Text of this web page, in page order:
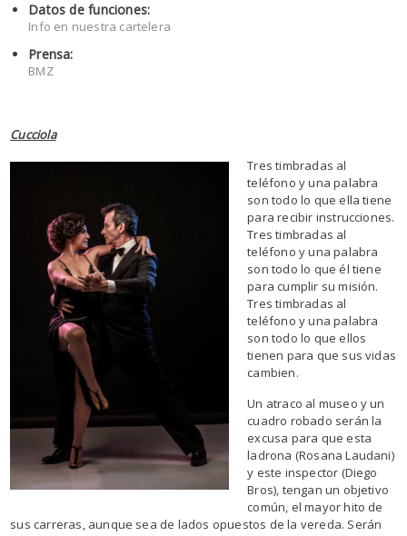
Datos de funciones:
Info en nuestra cartelera
Prensa:
BMZ
Cucciola
Tres timbradas al
teléfono y una palabra
son todo lo que ella tiene
para recibir instrucciones.
Tres timbradas al
teléfono y una palabra
son todo lo que él tiene
para cumplir su misión.
Tres timbradas al
teléfono y una palabra
son todo lo que ellos
tienen para que sus vidas
cambien.
Un atraco al museo y un
cuadro robado serán la
excusa para que esta
ladrona (Rosana Laudani)
y este inspector (Diego
Bros), tengan un objetivo
común, el mayor hito de
sus carreras, aunque sea de lados opuestos de la vereda. Serán